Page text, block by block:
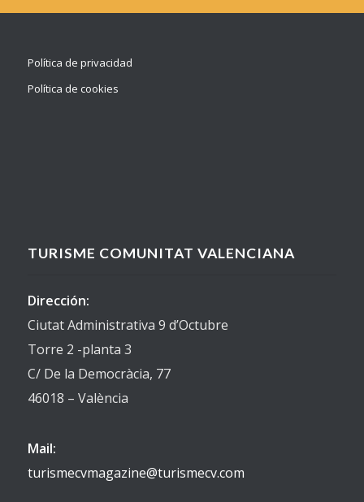
Política de privacidad
Política de cookies
TURISME COMUNITAT VALENCIANA
Dirección:
Ciutat Administrativa 9 d’Octubre
Torre 2 -planta 3
C/ De la Democràcia, 77
46018 – València
Mail:
turismecvmagazine@turismecv.com